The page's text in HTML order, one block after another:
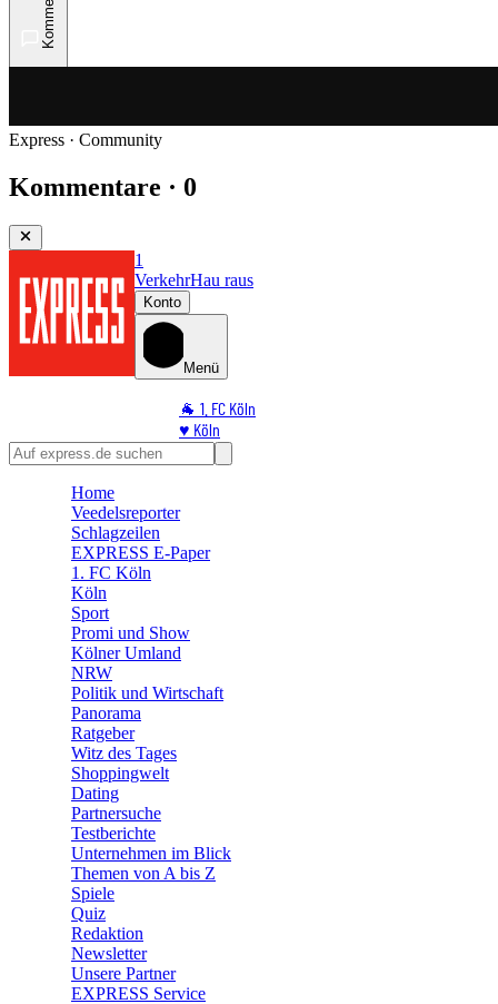
Express · Community
Kommentare · 0
1
VerkehrHau raus
Konto
Menü
🐐 1. FC Köln
♥️ Köln
⭐ Promi
🛒 Shoppingwelt
Home
Veedelsreporter
Schlagzeilen
EXPRESS E-Paper
1. FC Köln
Köln
Sport
Promi und Show
Kölner Umland
NRW
Politik und Wirtschaft
Panorama
Ratgeber
Witz des Tages
Shoppingwelt
Dating
Partnersuche
Testberichte
Unternehmen im Blick
Themen von A bis Z
Spiele
Quiz
Redaktion
Newsletter
Unsere Partner
EXPRESS Service